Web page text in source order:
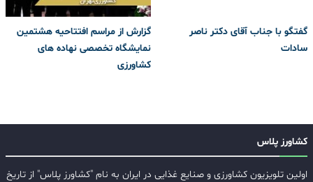
گفتگو با جناب آقای دکتر ناصر
سادات
گزارش از مراسم افتتاحیه هشتمین
نمایشگاه تخصصی نهاده های
کشاورزی
کشاورز پلاس
اولین تلویزیون کشاورزی و صنایع غذایی در ایران به نام "کشاورز پلاس" از تاریخ